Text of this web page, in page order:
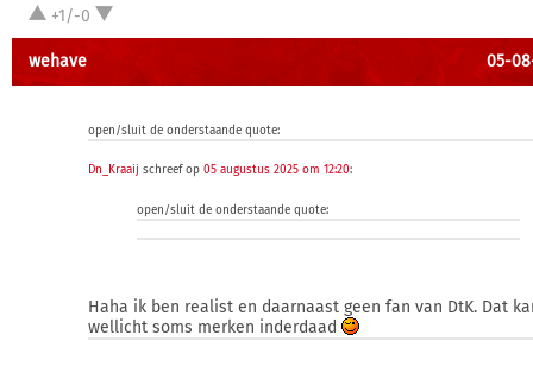
+1/-0
wehave 05-
open/sluit de onderstaande quote:
Dn_Kraaij schreef op05 augustus 2025 om 12:20:
open/sluit de onderstaande quote:
Haha ik ben realist en daarnaast geen fan van DtK. Dat
wellicht soms merken inderdaad